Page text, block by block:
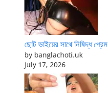
ছোট ভাইয়ের সাথে নিষিদ্ধ প্রেম
by banglachoti.uk
July 17, 2026